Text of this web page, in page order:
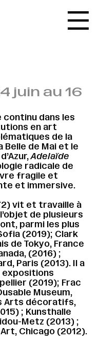
juin au 16
continu dans les
en art
de la
Belle de Mai et le
Adelaïde
radicale de
fragile et
et immersive.
vit et travaille à
de plusieurs
parmi les plus
(2019); Clark
de Tokyo, France
(2016) ;
Paris (2013). Il a
expositions
(2019); Frac
Museum,
Arts décoratifs,
; Kunsthalle
Metz (2013) ;
Chicago (2012).